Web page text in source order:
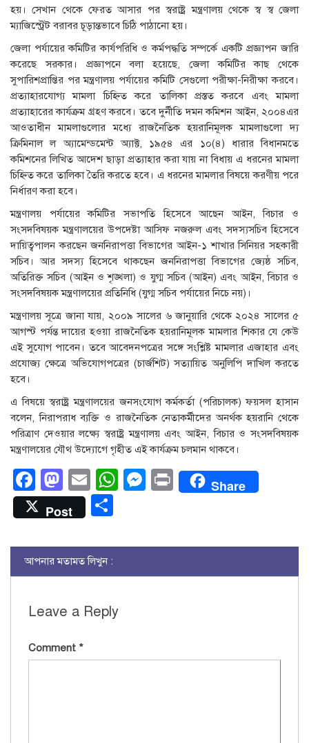
হয়। সেখান থেকে ফেরত আসার পর স্বরাষ্ট্র মন্ত্রণালয় থেকে স্ব স্ব জেলা
ম্যাজিস্ট্রেট বরাবর চূড়ান্তভাবে চিঠি পাঠানো হয়।
জেলা পর্যায়ের কমিটির কার্যপরিধি ও কর্মপদ্ধতি সম্পর্কে একটি প্রজ্ঞাপন জারি
করেছে সরকার। প্রজ্ঞাপনে বলা হয়েছে, জেলা কমিটির কাছ থেকে
সুপারিশপ্রাপ্তির পর মন্ত্রণালয় পর্যায়ের কমিটি সেগুলো পরীক্ষা-নিরীক্ষা করবে।
প্রত্যাহারযোগ্য মামলা চিহ্নিত করে তালিকা প্রস্তত করবে এবং মামলা
প্রত্যাহারের কার্যক্রম গ্রহণ করবে। তবে দুর্নীতি দমন কমিশন আইন, ২০০৪এর
আওতাধীন মামলাগুলোর মধ্যে রাজনৈতিক হয়রানিমূলক মামলাগুলো দ্য
ক্রিমিনাল ল অ্যামেন্ডমেন্ট অ্যাক্ট, ১৯৫৪ এর ১০(৪) ধারার বিধানমতে
কমিশনের লিখিত আদেশ ছাড়া প্রত্যাহার করা যায় না বিধায় এ ধরনের মামলা
চিহ্নিত করে তালিকা তৈরি করতে হবে। এ ধরনের মামলার বিষয়ে করণীয় পরে
নির্ধারণ করা হবে।
মন্ত্রণালয় পর্যায়ের কমিটির সভাপতি হিসেবে আছেন আইন, বিচার ও
সংসদবিষয়ক মন্ত্রণালয়ের উপদেষ্টা আসিফ নজরুল এবং সদস্যসচিব হিসেবে
দায়িত্বপালন করছেন জননিরাপত্তা বিভাগের আইন-১ শাখার সিনিয়র সহকারী
সচিব। আর সদস্য হিসেবে থাকছেন জননিরাপত্তা বিভাগের জ্যেষ্ঠ সচিব,
অতিরিক্ত সচিব (আইন ও শৃঙ্খলা) ও যুগ্ম সচিব (আইন) এবং আইন, বিচার ও
সংসদবিষয়ক মন্ত্রণালয়ের প্রতিনিধি (যুগ্ম সচিব পর্যায়ের নিচে নয়)।
মন্ত্রণালয় সূত্রে জানা যায়, ২০০৯ সালের ৬ জানুয়ারি থেকে ২০২৪ সালের ৫
আগস্ট পর্যন্ত দায়ের হওয়া রাজনৈতিক হয়রানিমূলক মামলার শিকার যে কেউ
এই সুযোগ পাবেন। তবে আবেদনপত্রের সঙ্গে সংশ্লিষ্ট মামলার এজাহার এবং
প্রযোজ্য ক্ষেত্রে অভিযোগপত্রের (চার্জশিট) সত্যায়িত অনুলিপি দাখিল করতে
হবে।
এ বিষয়ে স্বরাষ্ট্র মন্ত্রণালয়ের জনসংযোগ কর্মকর্তা (পরিচালক) ফয়সল হাসান
বলেন, নিরাপরাধ ব্যক্তি ও রাজনৈতিক নেতাকর্মীদের অনর্থক হয়রানি থেকে
পরিত্রাণ দেওয়ার লক্ষ্যে স্বরাষ্ট্র মন্ত্রণালয় এবং আইন, বিচার ও সংসদবিষয়ক
মন্ত্রণালয়ের যৌথ উদ্যোগে গৃহীত এই কার্যক্রম চলমান থাকবে।
Facebook
Mastodon
EmailWhatsApp
Messenger
PrintShare
Post
আপনার মতামত লিখুন :
Leave a Reply
Comment *